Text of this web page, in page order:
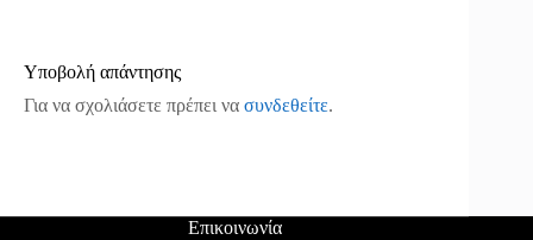
Υποβολή απάντησης
Για να σχολιάσετε πρέπει να συνδεθείτε.
Επικοινωνία